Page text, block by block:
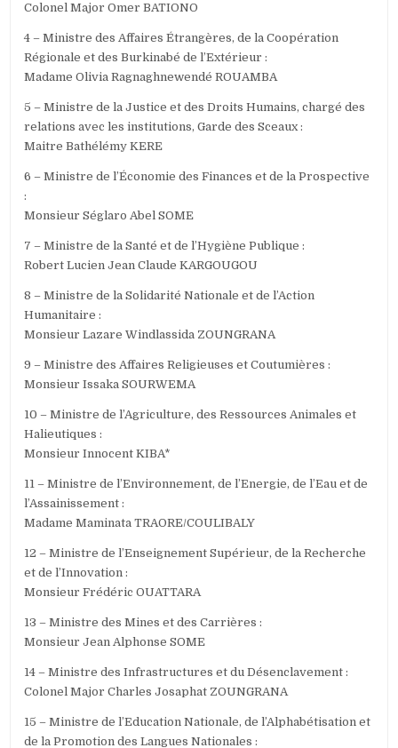
Colonel Major Omer BATIONO
4 – Ministre des Affaires Étrangères, de la Coopération
Régionale et des Burkinabé de l’Extérieur :
Madame Olivia Ragnaghnewendé ROUAMBA
5 – Ministre de la Justice et des Droits Humains, chargé des
relations avec les institutions, Garde des Sceaux :
Maitre Bathélémy KERE
6 – Ministre de l’Économie des Finances et de la Prospective
:
Monsieur Séglaro Abel SOME
7 – Ministre de la Santé et de l’Hygiène Publique :
Robert Lucien Jean Claude KARGOUGOU
8 – Ministre de la Solidarité Nationale et de l’Action
Humanitaire :
Monsieur Lazare Windlassida ZOUNGRANA
9 – Ministre des Affaires Religieuses et Coutumières :
Monsieur Issaka SOURWEMA
10 – Ministre de l’Agriculture, des Ressources Animales et
Halieutiques :
Monsieur Innocent KIBA*
11 – Ministre de l’Environnement, de l’Energie, de l’Eau et de
l’Assainissement :
Madame Maminata TRAORE/COULIBALY
12 – Ministre de l’Enseignement Supérieur, de la Recherche
et de l’Innovation :
Monsieur Frédéric OUATTARA
13 – Ministre des Mines et des Carrières :
Monsieur Jean Alphonse SOME
14 – Ministre des Infrastructures et du Désenclavement :
Colonel Major Charles Josaphat ZOUNGRANA
15 – Ministre de l’Education Nationale, de l’Alphabétisation et
de la Promotion des Langues Nationales :